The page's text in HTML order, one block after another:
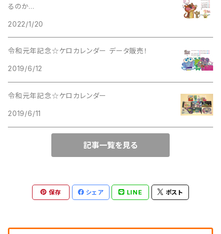
樹脂ブローチ
樹脂マグネット
樹脂ドロップ
型取り人形
クレイ写真
クリアファイル
るのか...
2022/1/20
令和元年記念☆ケロカレンダー データ販売！
2019/6/12
令和元年記念☆ケロカレンダー
2019/6/11
記事一覧を見る
保存 シェア LINE ポスト